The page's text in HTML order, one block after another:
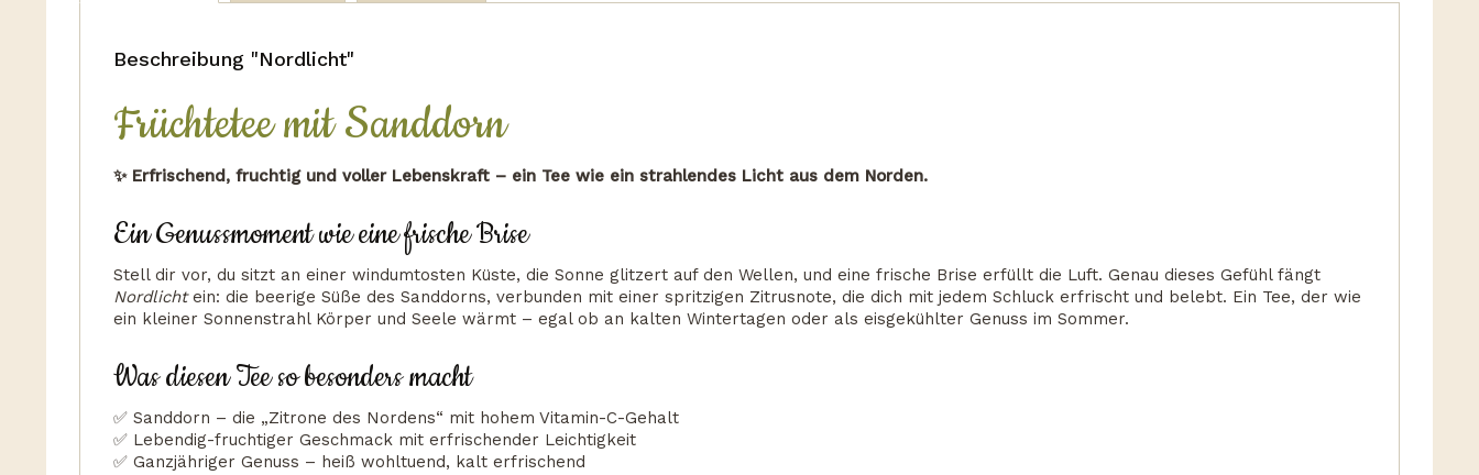
Beschreibung "Nordlicht"
Früchtetee mit Sanddorn
✨ Erfrischend, fruchtig und voller Lebenskraft – ein Tee wie ein strahlendes Licht aus dem Norden.
Ein Genussmoment wie eine frische Brise
Stell dir vor, du sitzt an einer windumtosten Küste, die Sonne glitzert auf den Wellen, und eine frische Brise erfüllt die Luft. Genau dieses Gefühl fängt
Nordlichtein: die beerige Süße des Sanddorns, verbunden mit einer spritzigen Zitrusnote, die dich mit jedem Schluck erfrischt und belebt. Ein Tee, der wie
ein kleiner Sonnenstrahl Körper und Seele wärmt – egal ob an kalten Wintertagen oder als eisgekühlter Genuss im Sommer.
Was diesen Tee so besonders macht
✅ Sanddorn – die „Zitrone des Nordens“ mit hohem Vitamin-C-Gehalt
✅ Lebendig-fruchtiger Geschmack mit erfrischender Leichtigkeit
✅ Ganzjähriger Genuss – heiß wohltuend, kalt erfrischend